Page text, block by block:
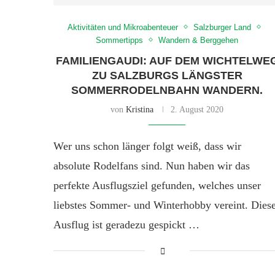
Aktivitäten und Mikroabenteuer
Salzburger Land
Sommertipps
Wandern & Berggehen
FAMILIENGAUDI: AUF DEM
ZU SALZBURGS LÄNGSTER
SOMMERRODELNBAHN WANDERN.
von Kristina 2. August 2020
Wer uns schon länger folgt weiß, dass wir
absolute Rodelfans sind. Nun haben wir das
perfekte Ausflugsziel gefunden, welches unser
liebstes Sommer- und Winterhobby vereint.
Ausflug ist geradezu gespickt …